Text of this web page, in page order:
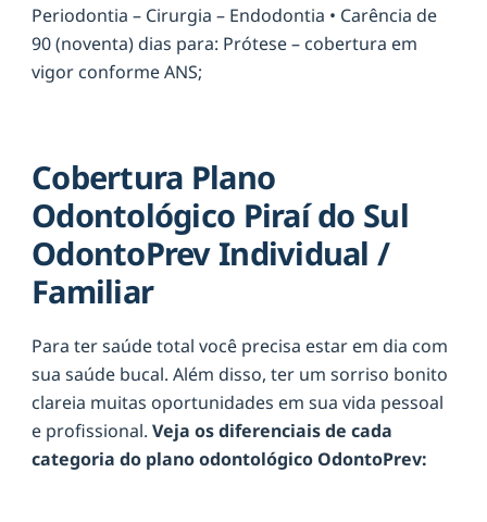
Periodontia – Cirurgia – Endodontia • Carência de
90 (noventa) dias para: Prótese – cobertura em
vigor conforme ANS;
Cobertura Plano
Odontológico Piraí do Sul
OdontoPrev Individual /
Familiar
Para ter saúde total você precisa estar em dia com
sua saúde bucal. Além disso, ter um sorriso bonito
clareia muitas oportunidades em sua vida pessoal
e profissional. Veja os diferenciais de cada
categoria do plano odontológico OdontoPrev: